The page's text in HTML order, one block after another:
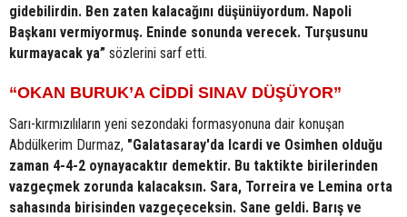
gidebilirdin. Ben zaten kalacağını düşünüyordum. Napoli
Başkanı vermiyormuş. Eninde sonunda verecek. Turşusunu
kurmayacak ya” sözlerini sarf etti.
“OKAN BURUK’A CİDDİ SINAV DÜŞÜYOR”
Sarı-kırmızılıların yeni sezondaki formasyonuna dair konuşan
Abdülkerim Durmaz, "Galatasaray'da Icardi ve Osimhen olduğu
zaman 4-4-2 oynayacaktır demektir. Bu taktikte birilerinden
vazgeçmek zorunda kalacaksın. Sara, Torreira ve Lemina orta
sahasında birisinden vazgeçeceksin. Sane geldi. Barış ve